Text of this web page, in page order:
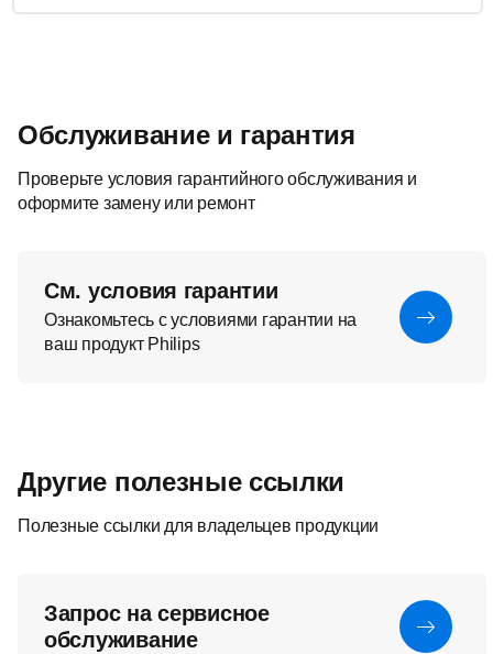
Обслуживание и гарантия
Проверьте условия гарантийного обслуживания и
оформите замену или ремонт
См. условия гарантии
Ознакомьтесь с условиями гарантии на
ваш продукт Philips
Другие полезные ссылки
Полезные ссылки для владельцев продукции
Запрос на сервисное
обслуживание